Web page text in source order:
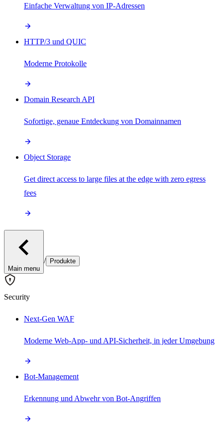
Einfache Verwaltung von IP-Adressen
HTTP/3 und QUIC
Moderne Protokolle
Domain Research API
Sofortige, genaue Entdeckung von Domainnamen
Object Storage
Get direct access to large files at the edge with zero egress
fees
Main menu
/ Produkte
Security
Next-Gen WAF
Moderne Web-App- und API-Sicherheit, in jeder Umgebung
Bot-Management
Erkennung und Abwehr von Bot-Angriffen